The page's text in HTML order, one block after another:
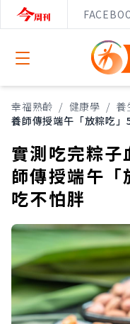
Open menu
幸福熟齡 / 健康學 / 養
養師傳授端午「放粽吃
實測吃完粽
師傳授端午
吃不怕胖